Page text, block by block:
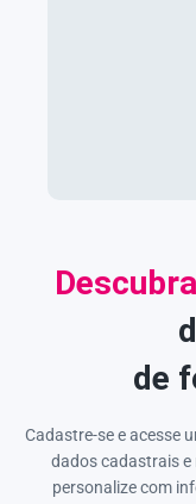
Descubra
de
Cadastre-se e acesse
dados cadastrais
personalize com